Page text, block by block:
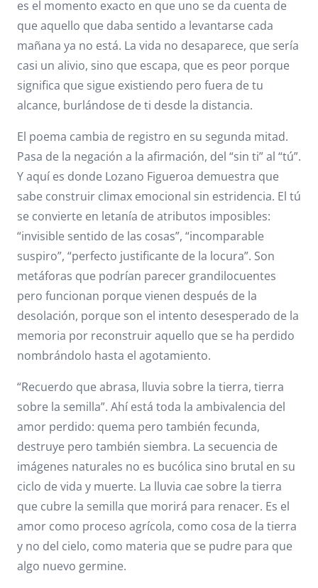
es el momento exacto en que uno se da cuenta de
que aquello que daba sentido a levantarse cada
mañana ya no está. La vida no desaparece, que sería
casi un alivio, sino que escapa, que es peor porque
significa que sigue existiendo pero fuera de tu
alcance, burlándose de ti desde la distancia.
El poema cambia de registro en su segunda mitad.
Pasa de la negación a la afirmación, del “sin ti” al “tú”.
Y aquí es donde Lozano Figueroa demuestra que
sabe construir climax emocional sin estridencia. El tú
se convierte en letanía de atributos imposibles:
“invisible sentido de las cosas”, “incomparable
suspiro”, “perfecto justificante de la locura”. Son
metáforas que podrían parecer grandilocuentes
pero funcionan porque vienen después de la
desolación, porque son el intento desesperado de la
memoria por reconstruir aquello que se ha perdido
nombrándolo hasta el agotamiento.
“Recuerdo que abrasa, lluvia sobre la tierra, tierra
sobre la semilla”. Ahí está toda la ambivalencia del
amor perdido: quema pero también fecunda,
destruye pero también siembra. La secuencia de
imágenes naturales no es bucólica sino brutal en su
ciclo de vida y muerte. La lluvia cae sobre la tierra
que cubre la semilla que morirá para renacer. Es el
amor como proceso agrícola, como cosa de la tierra
y no del cielo, como materia que se pudre para que
algo nuevo germine.